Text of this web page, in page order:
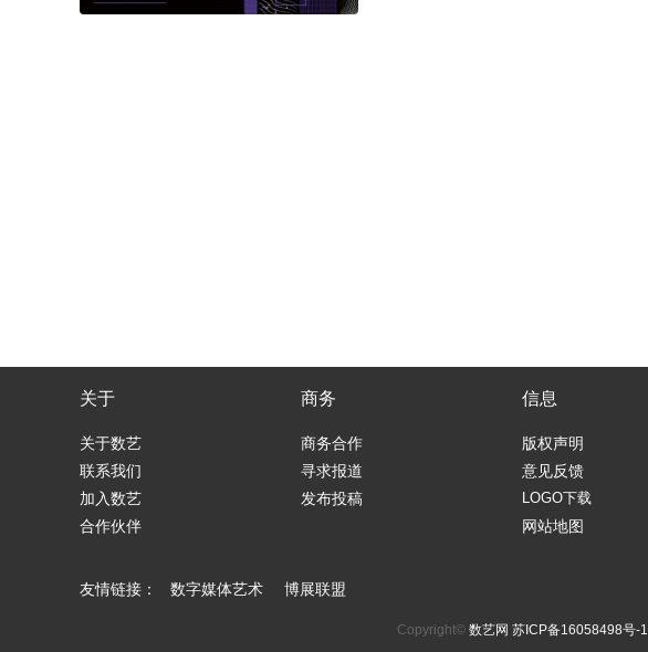
关于
关于数艺
联系我们
加入数艺
合作伙伴
商务
商务合作
寻求报道
发布投稿
信息
版权声明
意见反馈
LOGO下载
网站地图
友情链接： 数字媒体艺术 博展联盟
Copyright© 数艺网 苏ICP备16058498号-1